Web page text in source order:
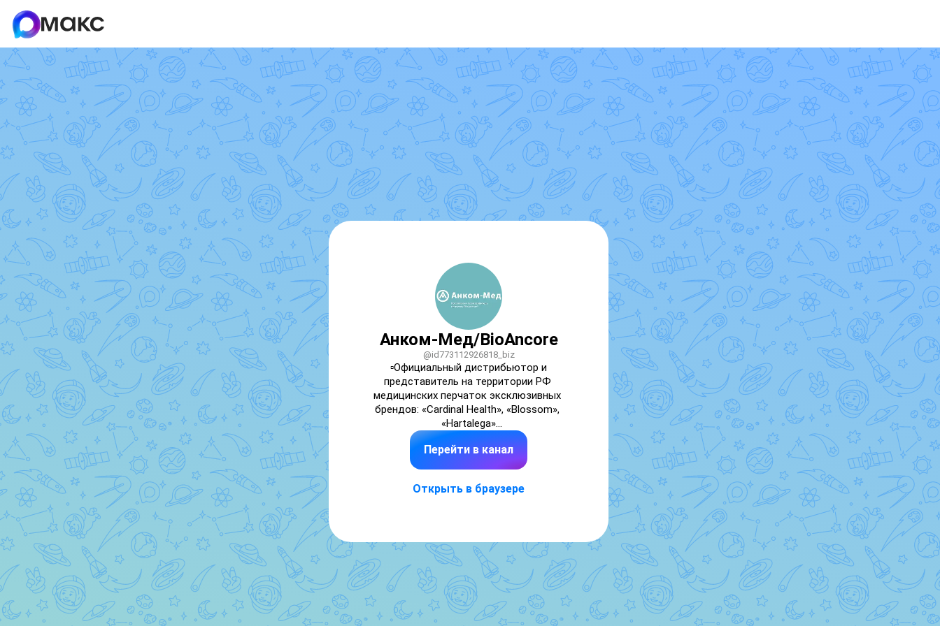
Анком-Мед/BioAncore
@id773112926818_biz
▫️Официальный дистрибьютор и
представитель на территории РФ
медицинских перчаток эксклюзивных
брендов: «Cardinal Health», «Blossom»,
«Hartalega»
▫️Российский производитель медицинских
перчаток высшего качества «BioAncore»
▫️Член Московской торгово промышленной
▫️Участник МОСПРОМ
Перейти в канал
Открыть в браузере